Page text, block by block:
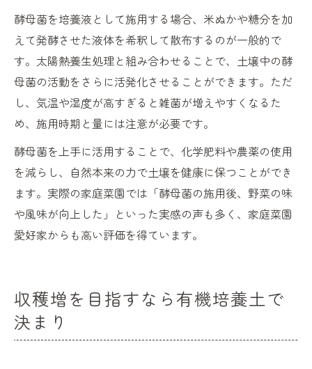
酵母菌を培養液として施用する場合、米ぬかや糖分を加
えて発酵させた液体を希釈して散布するのが一般的で
す。太陽熱養生処理と組み合わせることで、土壌中の酵
母菌の活動をさらに活発化させることができます。ただ
し、気温や湿度が高すぎると雑菌が増えやすくなるた
め、施用時期と量には注意が必要です。
酵母菌を上手に活用することで、化学肥料や農薬の使用
を減らし、自然本来の力で土壌を健康に保つことができ
ます。実際の家庭菜園では「酵母菌の施用後、野菜の味
や風味が向上した」といった実感の声も多く、家庭菜園
愛好家からも高い評価を得ています。
収穫増を目指すなら有機培養土で
決まり